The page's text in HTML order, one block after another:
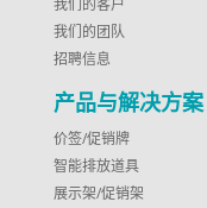
我们的团队
招聘信息
产品与解决方案
价签/促销牌
智能排放道具
展示架/促销架